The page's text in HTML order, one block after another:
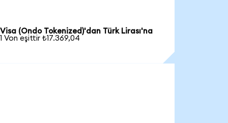
Visa (Ondo Tokenized)'dan Türk Lirası'na
1 Von eşittir ₺17.369,04